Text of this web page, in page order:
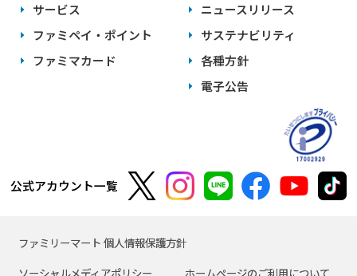
サービス
ファミペイ・ポイント
ファミマカード
ニュースリリース
サステナビリティ
各種方針
電子公告
公式アカウント一覧
ファミリーマート 個人情報保護方針
ソーシャルメディアポリシー
ホームページのご利用について